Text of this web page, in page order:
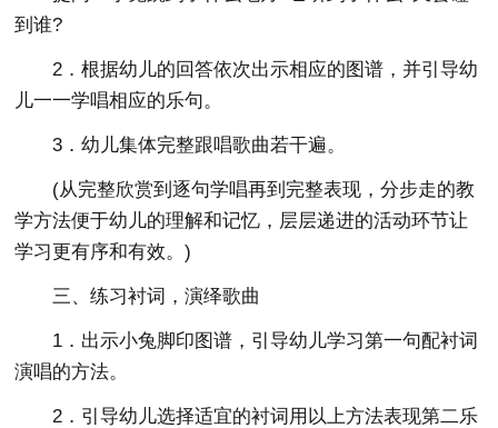
到谁?
2．根据幼儿的回答依次出示相应的图谱，并引导幼
儿一一学唱相应的乐句。
3．幼儿集体完整跟唱歌曲若干遍。
(从完整欣赏到逐句学唱再到完整表现，分步走的教
学方法便于幼儿的理解和记忆，层层递进的活动环节让
学习更有序和有效。)
三、练习衬词，演绎歌曲
1．出示小兔脚印图谱，引导幼儿学习第一句配衬词
演唱的方法。
2．引导幼儿选择适宜的衬词用以上方法表现第二乐